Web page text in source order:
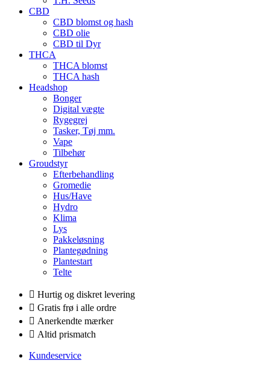
CBD
CBD blomst og hash
CBD olie
CBD til Dyr
THCA
THCA blomst
THCA hash
Headshop
Bonger
Digital vægte
Rygegrej
Tasker, Tøj mm.
Vape
Tilbehør
Groudstyr
Efterbehandling
Gromedie
Hus/Have
Hydro
Klima
Lys
Pakkeløsning
Plantegødning
Plantestart
Telte
Hurtig og diskret levering
Gratis frø i alle ordre
Anerkendte mærker
Altid prismatch
Kundeservice